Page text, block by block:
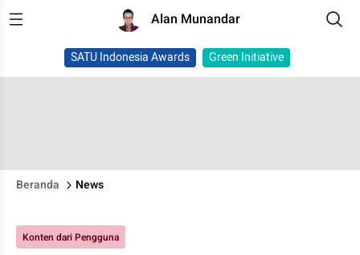
Alan Munandar
SATU Indonesia Awards Green Initiative
Beranda News
Konten dari Pengguna